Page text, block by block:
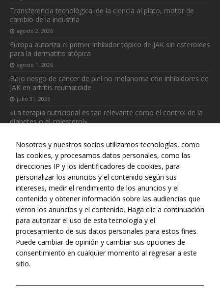
Transferencia tecnológica: de la ciencia al plato, motor de
cambio de la industria
agosto 2, 2026
Europa autoriza el primer inhibidor tópico de JAK sin esteroides
para la dermatitis atópica
agosto 1, 2026
Bajo riesgo de cáncer de piel no melanoma con inhibidores de
JAK en artritis reumatoide
julio 31, 2026
«La terapia nutricional es tan relevante como el control de la
diabetes o el colesterol»
Web realizada con el patrocinio del Centro Español de Derechos
Reprográficos
Nosotros y nuestros socios utilizamos tecnologías, como
las cookies, y procesamos datos personales, como las
direcciones IP y los identificadores de cookies, para
personalizar los anuncios y el contenido según sus
intereses, medir el rendimiento de los anuncios y el
contenido y obtener información sobre las audiencias que
vieron los anuncios y el contenido. Haga clic a continuación
para autorizar el uso de esta tecnología y el
procesamiento de sus datos personales para estos fines.
Puede cambiar de opinión y cambiar sus opciones de
consentimiento en cualquier momento al regresar a este
sitio.
Estas
cookies no
son
para que
funcione la
web.
Estadísticas
Para que
podamos
mejorar la
funcionalidad
y estructura